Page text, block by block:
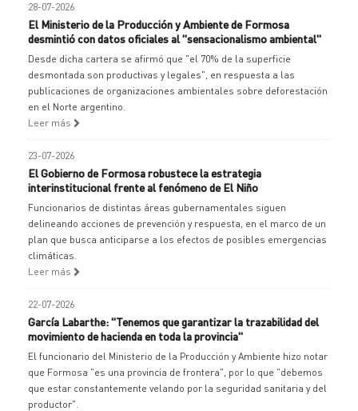
28-07-2026
El Ministerio de la Producción y Ambiente de Formosa
desmintió con datos oficiales al "sensacionalismo ambiental"
Desde dicha cartera se afirmó que "el 70% de la superficie
desmontada son productivas y legales", en respuesta a las
publicaciones de organizaciones ambientales sobre deforestación
en el Norte argentino.
Leer más
23-07-2026
El Gobierno de Formosa robustece la estrategia
interinstitucional frente al fenómeno de El Niño
Funcionarios de distintas áreas gubernamentales siguen
delineando acciones de prevención y respuesta, en el marco de un
plan que busca anticiparse a los efectos de posibles emergencias
climáticas.
Leer más
22-07-2026
García Labarthe: "Tenemos que garantizar la trazabilidad del
movimiento de hacienda en toda la provincia"
El funcionario del Ministerio de la Producción y Ambiente hizo notar
que Formosa "es una provincia de frontera", por lo que "debemos
que estar constantemente velando por la seguridad sanitaria y del
productor".